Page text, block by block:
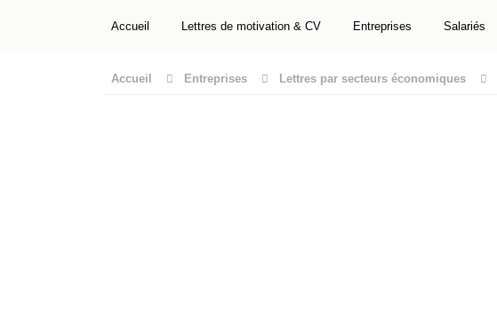
Accueil Lettres de motivation & CV Entreprises Salariés
Accueil Entreprises Lettres par secteurs économiques